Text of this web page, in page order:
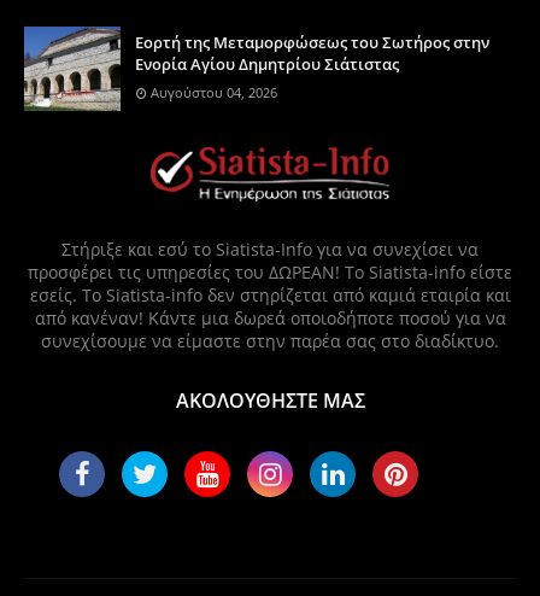
Eορτή της Μεταμορφώσεως του Σωτήρος στην
Ενορία Αγίου Δημητρίου Σιάτιστας
Αυγούστου 04, 2026
Στήριξε και εσύ το Siatista-Info για να συνεχίσει να
προσφέρει τις υπηρεσίες του ΔΩΡΕΑΝ! Το Siatista-info είστε
εσείς. Το Siatista-info δεν στηρίζεται από καμιά εταιρία και
από κανέναν! Κάντε μια δωρεά οποιοδήποτε ποσού για να
συνεχίσουμε να είμαστε στην παρέα σας στο διαδίκτυο.
ΑΚΟΛΟΥΘΗΣΤΕ ΜΑΣ